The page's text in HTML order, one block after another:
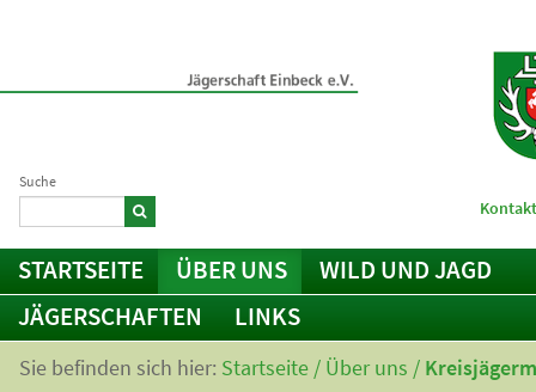
Suche
STARTSEITE ÜBER UNS
WILD UND JAGD
JÄGERSCHAFTEN
LINKS
Sie befinden sich hier: Startseite / Über uns /